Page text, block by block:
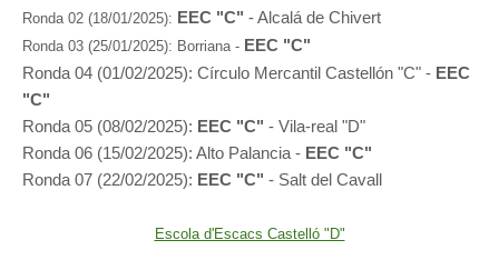
Ronda 02 (18/01/2025): EEC "C" - Alcalá de Chivert
Ronda 03 (25/01/2025): Borriana - EEC "C"
Ronda 04 (01/02/2025): Círculo Mercantil Castellón "C" - EEC
"C"
Ronda 05 (08/02/2025): EEC "C" - Vila-real "D"
Ronda 06 (15/02/2025): Alto Palancia - EEC "C"
Ronda 07 (22/02/2025): EEC "C" - Salt del Cavall
Escola d'Escacs Castelló "D"